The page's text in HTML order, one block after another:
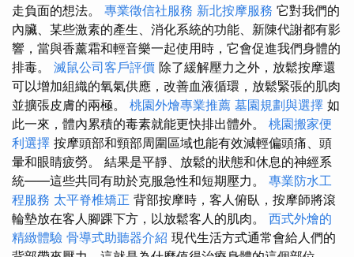
走負面的想法。 專業徵信社服務 新北按摩服務 它對我們的
內臟、某些激素的產生、消化系統的功能、新陳代謝都有影
響，當與香薰霜和輕音樂一起使用時，它會促進我們身體的
排毒。 滅鼠公司客戶評價 除了緩解壓力之外，放鬆按摩還
可以增加組織的氧氣供應，改善血液循環，放鬆緊張的肌肉
並擴張皮膚的兩極。 桃園外燴專業推薦 墓園規劃與選擇 如
此一來，體內累積的毒素就能更快排出體外。 桃園搬家便
利選擇 按摩頭部和頸部周圍區域也能有效減輕偏頭痛、頭
暈和眼睛疲勞。 結果是平靜、放鬆的狀態和休息的神經系
統——這些共同有助於克服急性和短期壓力。 專業防水工
程服務 太平脊椎矯正 背部按摩時，客人俯臥，按摩師將滾
輪墊放在客人腳踝下方，以放鬆客人的肌肉。 西式外燴的
精緻體驗 骨導式助聽器介紹 現代生活方式通常會給人們的